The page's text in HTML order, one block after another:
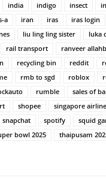
india indigo insect
a iran iras iras login
liu ling ling sister luka
rail transport
ranveer
recycling bin reddit
rmb to sgd roblox
rumble
sales of
shopee singapore
snapchat spotify squid
bowl 2025 thaipusam